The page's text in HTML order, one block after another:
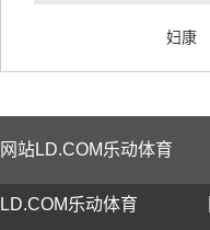
妇康
网站LD.COM乐动体育
LD.COM乐动体育